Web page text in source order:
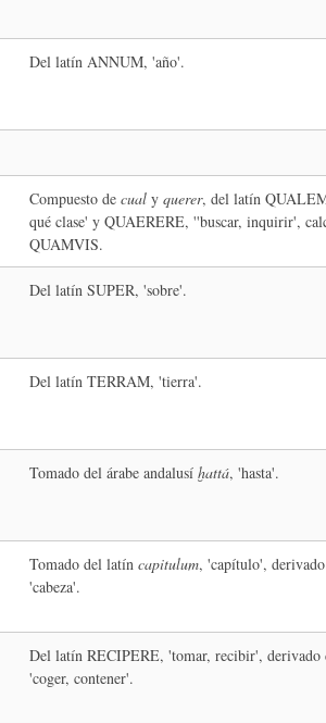
Del latín ANNUM, 'año'.
Compuesto decual yquerer, del latín
qué clase' y QUAERERE, ''buscar, inquirir',
QUAMVIS.
Del latín SUPER, 'sobre'.
Del latín TERRAM, 'tierra'.
Tomado del árabe andalusíḫattá, 'hasta'.
Tomado del latíncapitulum, 'capítulo',
'cabeza'.
Del latín RECIPERE, 'tomar, recibir', derivado
'coger, contener'.